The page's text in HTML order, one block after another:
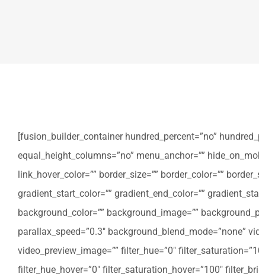
[fusion_builder_container hundred_percent=”no”
equal_height_columns=”no” menu_anchor=””
link_hover_color=”” border_size=”” border_color=””
gradient_start_color=”” gradient_end_color=””
background_color=”” background_image=””
parallax_speed=”0.3″ background_blend_mode=”none”
video_preview_image=”” filter_hue=”0″
filter_hue_hover=”0″ filter_saturation_hover=”100″